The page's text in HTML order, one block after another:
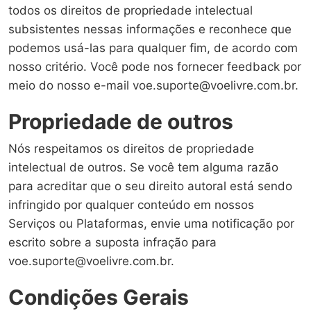
todos os direitos de propriedade intelectual
subsistentes nessas informações e reconhece que
podemos usá-las para qualquer fim, de acordo com
nosso critério. Você pode nos fornecer feedback por
meio do nosso e-mail voe.suporte@voelivre.com.br.
Propriedade de outros
Nós respeitamos os direitos de propriedade
intelectual de outros. Se você tem alguma razão
para acreditar que o seu direito autoral está sendo
infringido por qualquer conteúdo em nossos
Serviços ou Plataformas, envie uma notificação por
escrito sobre a suposta infração para
voe.suporte@voelivre.com.br.
Condições Gerais